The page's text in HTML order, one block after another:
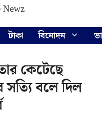
টাকা বিনোদন
কেটেছে
সত্যি বলে দিল